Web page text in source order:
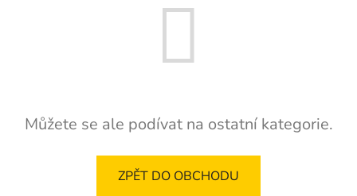
Můžete se ale podívat na ostatní kategorie.
ZPĚT DO OBCHODU